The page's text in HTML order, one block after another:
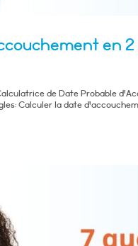
en
de Date Probable
Calculer la date